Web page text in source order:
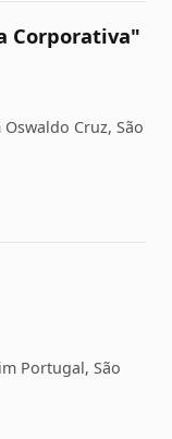
Corporativa"
Cruz, São
Portugal, São